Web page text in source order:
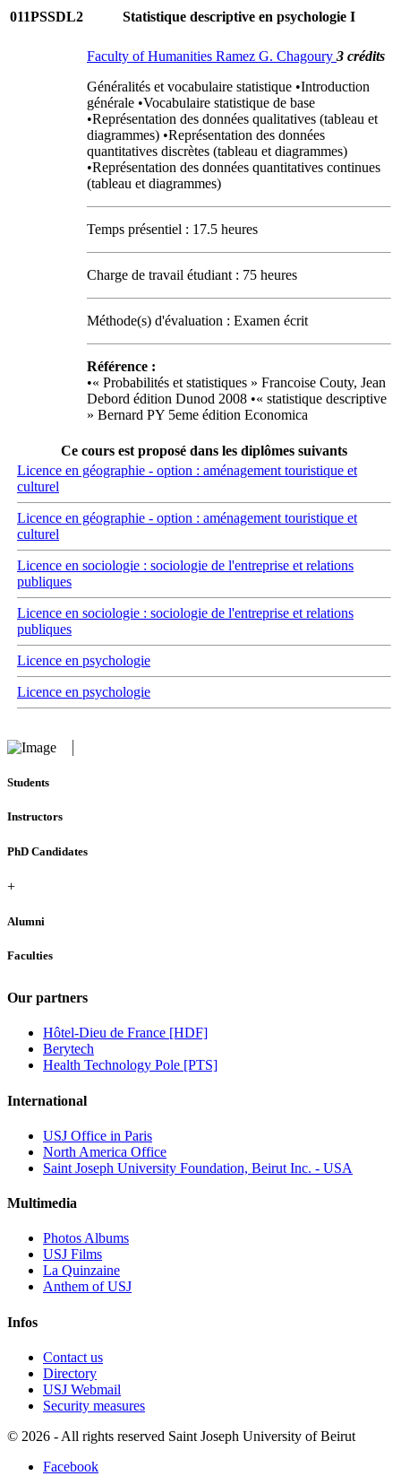
011PSSDL2 Statistique descriptive en psychologie I
Faculty of Humanities Ramez G. Chagoury 3 crédits
Généralités et vocabulaire statistique •Introduction
générale •Vocabulaire statistique de base
•Représentation des données qualitatives (tableau et
diagrammes) •Représentation des données
quantitatives discrètes (tableau et diagrammes)
•Représentation des données quantitatives continues
(tableau et diagrammes)
Temps présentiel : 17.5 heures
Charge de travail étudiant : 75 heures
Méthode(s) d'évaluation : Examen écrit
Référence :
•« Probabilités et statistiques » Francoise Couty, Jean
Debord édition Dunod 2008 •« statistique descriptive
» Bernard PY 5eme édition Economica
Ce cours est proposé dans les diplômes suivants
Licence en géographie - option : aménagement touristique et
culturel
Licence en géographie - option : aménagement touristique et
culturel
Licence en sociologie : sociologie de l'entreprise et relations
publiques
Licence en sociologie : sociologie de l'entreprise et relations
publiques
Licence en psychologie
Licence en psychologie
Students
Instructors
PhD Candidates
+
Alumni
Faculties
Our partners
Hôtel-Dieu de France [HDF]
Berytech
Health Technology Pole [PTS]
International
USJ Office in Paris
North America Office
Saint Joseph University Foundation, Beirut Inc. - USA
Multimedia
Photos Albums
USJ Films
La Quinzaine
Anthem of USJ
Infos
Contact us
Directory
USJ Webmail
Security measures
© 2026 - All rights reserved Saint Joseph University of Beirut
Facebook